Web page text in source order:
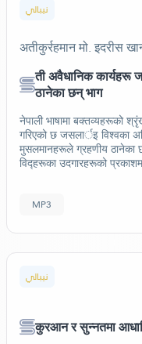
نيبالي
अतीकुर्रहमान मो. इदरीस
ती अवैधानिक
ठानेका छन् भाग
नेपाली भाषामा बक्तव्यहरूको
गरिएको छ जसलार्इ विश्वका
मुसलमानहरूले ग्रहणीय
विद्हरूका उदगारहरूको
MP3
نيبالي
कुरआन र सुन्नतमा